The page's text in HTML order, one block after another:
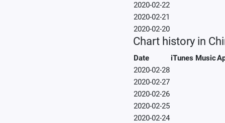
2020-02-22
2020-02-21
2020-02-20
Chart history in
Date iTunes Music
2020-02-28
2020-02-27
2020-02-26
2020-02-25
2020-02-24